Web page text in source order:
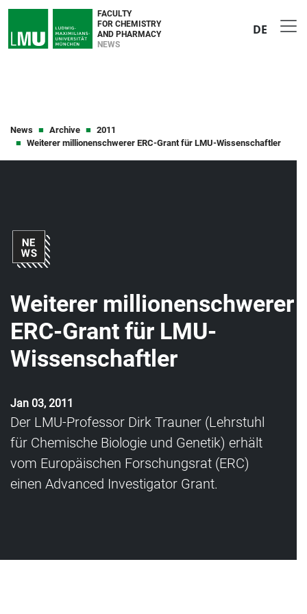
FACULTY
FOR CHEMISTRY
AND PHARMACY
NEWS
DE
News Archive
2011
Weiterer millionenschwerer ERC-Grant für LMU-Wissenschaftler
Weiterer millionenschwerer
ERC-Grant für LMU-
Wissenschaftler
Jan 03, 2011
Der LMU-Professor Dirk Trauner (Lehrstuhl
für Chemische Biologie und Genetik) erhält
vom Europäischen Forschungsrat (ERC)
einen Advanced Investigator Grant.